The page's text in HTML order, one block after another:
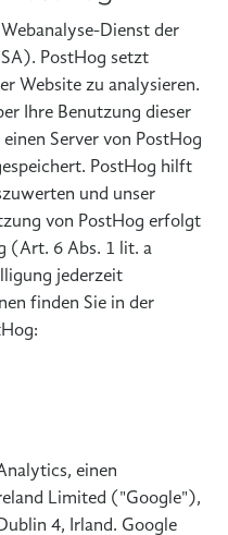
Dienst der
PostHog setzt
Website zu analysieren.
Ihre Benutzung dieser
Server von PostHog
PostHog hilft
und unser
von PostHog erfolgt
(Art. 6 Abs. 1 lit. a
jederzeit
finden Sie in der
einen
Limited ("Google"),
4, Irland. Google